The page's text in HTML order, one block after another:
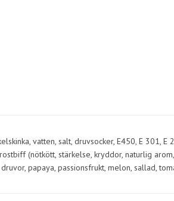
vatten, salt, druvsocker, E450, E 301,
(nötkött, stärkelse, kryddor, naturlig
papaya, passionsfrukt, melon, sallad,